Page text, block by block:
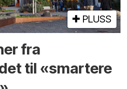
PLUSS
fra
til «smartere